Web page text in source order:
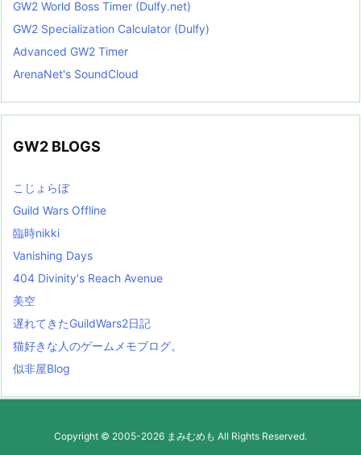
GW2 World Boss Timer (Dulfy.net)
GW2 Specialization Calculator (Dulfy)
Advanced GW2 Timer
ArenaNet's SoundCloud
GW2 BLOGS
こじょらぼ
Guild Wars Offline
臨時nikki
Vanishing Days
404 Divinity's Reach Avenue
美空
遅れてきたGuildWars2日記
猫好きな人のゲームメモブログ。
似非屋Blog
Copyright © 2005-2026 まみむめも All Rights Reserved.